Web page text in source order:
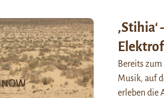
Bereits
Musik, auf
erleben die